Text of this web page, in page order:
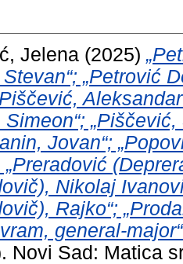
Jelena (2025)
„Petrović
Jovan“;
„Preradović
Nikolaj
Rajko“;
general-
Novi Sad: Matica